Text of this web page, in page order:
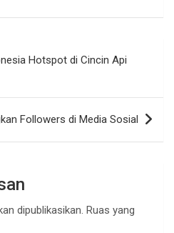
Hotspot di Cincin Api
Followers di Media Sosial
dipublikasikan. Ruas yang